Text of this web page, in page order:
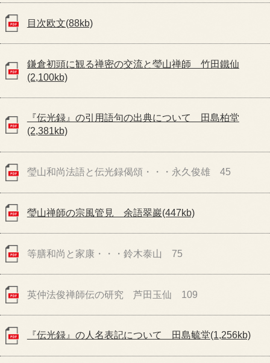
目次欧文(88kb)
鎌倉初頭に観る禅密の交流と瑩山禅師 竹田鐵仙
(2,100kb)
『伝光録』の引用語句の出典について 田島柏堂
(2,381kb)
瑩山和尚法語と伝光録偈頌・・・永久俊雄 45
瑩山禅師の宗風管見 余語翠巖(447kb)
等膳和尚と家康・・・鈴木泰山 75
英仲法俊禅師伝の研究 芦田玉仙 109
『伝光録』の人名表記について 田島毓堂(1,256kb)